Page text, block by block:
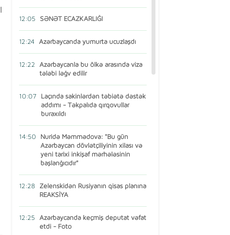
12:05 SƏNƏT ECAZKARLIĞI
12:24 Azərbaycanda yumurta ucuzlaşdı
12:22
Azərbaycanla bu ölkə arasında viza
tələbi ləğv edilir
10:07
Laçında sakinlərdən təbiətə dəstək
addımı - Təkpalıda qırqovullar
buraxıldı
14:50
Nuridə Məmmədova: "Bu gün
Azərbaycan dövlətçiliyinin xilası və
yeni tarixi inkişaf mərhələsinin
başlanğıcıdır"
12:28
Zelenskidən Rusiyanın qisas planına
REAKSİYA
12:25
Azərbaycanda keçmiş deputat vəfat
etdi - Foto